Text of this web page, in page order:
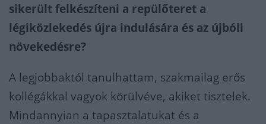
sikerült felkészíteni a repülőteret a
légiközlekedés újra indulására és az újbóli
növekedésre?
A legjobbaktól tanulhattam, szakmailag erős
kollégákkal vagyok körülvéve, akiket tisztelek.
Mindannyian a tapasztalatukat és a